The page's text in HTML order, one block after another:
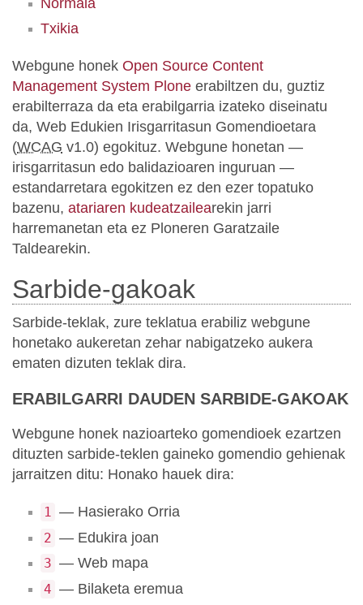
Txikia
Webgune honek Open Source Content
Management System Plone erabiltzen du, guztiz
erabilterraza da eta erabilgarria izateko diseinatu
da, Web Edukien Irisgarritasun Gomendioetara
(WCAG v1.0) egokituz. Webgune honetan —
irisgarritasun edo balidazioaren inguruan —
estandarretara egokitzen ez den ezer topatuko
bazenu, atariaren kudeatzailearekin jarri
harremanetan eta ez Ploneren Garatzaile
Taldearekin.
Sarbide-gakoak
Sarbide-teklak, zure teklatua erabiliz webgune
honetako aukeretan zehar nabigatzeko aukera
ematen dizuten teklak dira.
ERABILGARRI DAUDEN SARBIDE-GAKOAK
Webgune honek nazioarteko gomendioek ezartzen
dituzten sarbide-teklen gaineko gomendio gehienak
jarraitzen ditu: Honako hauek dira:
1 — Hasierako Orria
2 — Edukira joan
3 — Web mapa
4 — Bilaketa eremua